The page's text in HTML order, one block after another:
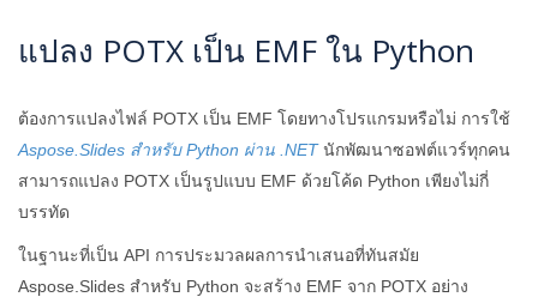
แปลง POTX เป็น EMF ใน Python
ต้องการแปลงไฟล์ POTX เป็น EMF โดยทางโปรแกรมหรือไม่ การใช้
Aspose.Slides สำหรับ Python ผ่าน .NETนักพัฒนาซอฟต์แวร์ทุกคน
สามารถแปลง POTX เป็นรูปแบบ EMF ด้วยโค้ด Python เพียงไม่กี่
บรรทัด
ในฐานะที่เป็น API การประมวลผลการนำเสนอที่ทันสมัย ​​
Aspose.Slides สำหรับ Python จะสร้าง EMF จาก POTX อย่าง